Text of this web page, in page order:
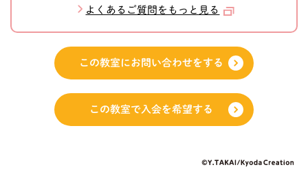
よくあるご質問をもっと見る
この教室にお問い合わせをする
この教室で入会を希望する